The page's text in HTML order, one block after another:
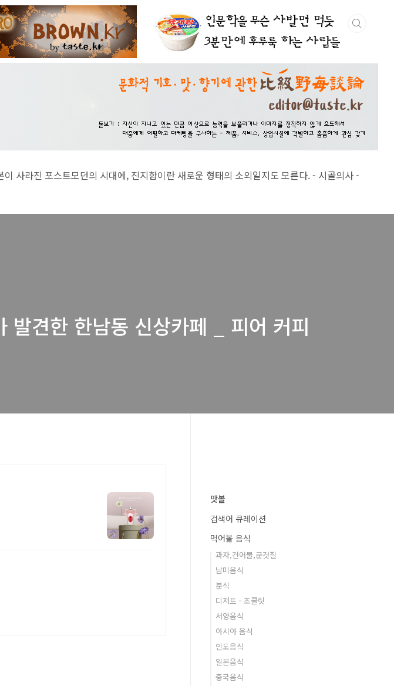
트모던의 시대에, 진지함이란 새로운 형태의 소외일지도 모른다. - 시골의사 -
발견한 한남동 신상카페 _ 피어 커피
맛볼
검색어 큐레이션
먹어볼 음식
과자,건어물,군것질
남미음식
분식
디저트 · 초콜릿
서양음식
아시아 음식
인도음식
일본음식
중국음식